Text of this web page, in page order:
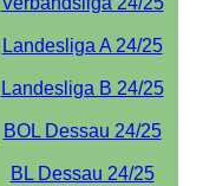
Landesliga A 24/25
Landesliga B 24/25
BOL Dessau 24/25
BL Dessau 24/25